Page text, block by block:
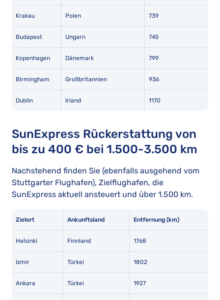
Krakau Polen 739
Budapest Ungarn 745
Kopenhagen Dänemark 799
Birmingham Großbritannien 936
Dublin Irland 1170
SunExpress Rückerstattung von
bis zu 400 € bei 1.500-3.500 km
Nachstehend finden Sie (ebenfalls ausgehend vom
Stuttgarter Flughafen), Zielflughafen, die
SunExpress aktuell ansteuert und über 1.500 km.
Zielort Ankunftsland Entfernung (km)
Helsinki Finnland 1768
Izmir Türkei 1802
Ankara Türkei 1927